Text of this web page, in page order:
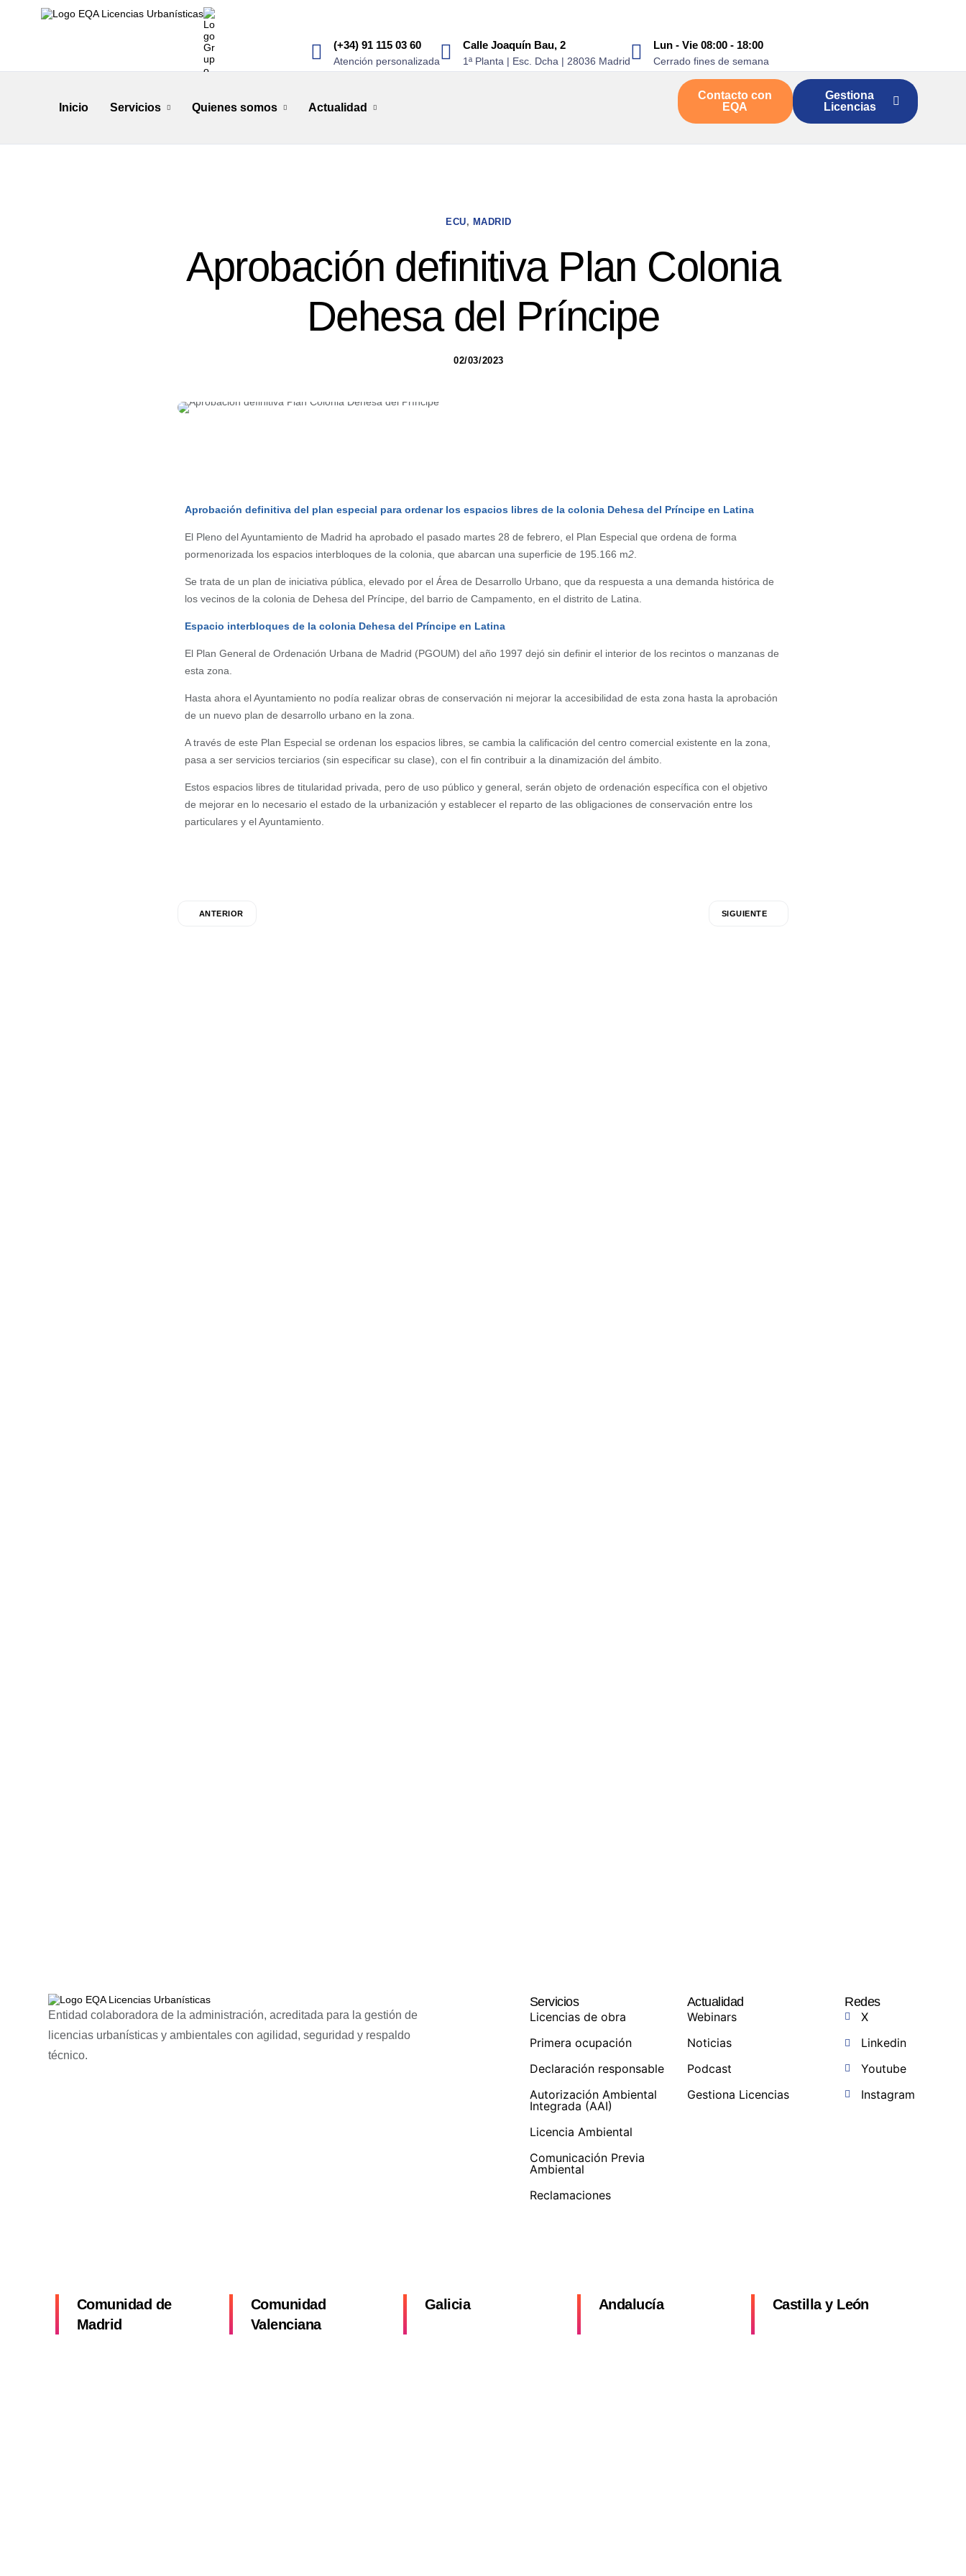
(+34) 91 115 03 60
Atención personalizada
Calle Joaquín Bau, 2
1ª Planta | Esc. Dcha | 28036 Madrid
Lun - Vie 08:00 - 18:00
Cerrado fines de semana
Inicio Servicios Quienes somos Actualidad
Contacto con
EQA
Gestiona
Licencias
ECU, MADRID
Aprobación definitiva Plan Colonia
Dehesa del Príncipe
02/03/2023
Aprobación definitiva del plan especial para ordenar los espacios libres de la colonia Dehesa del Príncipe en Latina
El Pleno del Ayuntamiento de Madrid ha aprobado el pasado martes 28 de febrero, el Plan Especial que ordena de forma
pormenorizada los espacios interbloques de la colonia, que abarcan una superficie de 195.166 m2
Se trata de un plan de iniciativa pública, elevado por el Área de Desarrollo Urbano, que da respuesta a una demanda histórica de
los vecinos de la colonia de Dehesa del Príncipe, del barrio de Campamento, en el distrito de Latina.
Espacio interbloques de la colonia Dehesa del Príncipe en Latina
El Plan General de Ordenación Urbana de Madrid (PGOUM) del año 1997 dejó sin definir el interior de los recintos o manzanas de
esta zona.
Hasta ahora el Ayuntamiento no podía realizar obras de conservación ni mejorar la accesibilidad de esta zona hasta la aprobación
de un nuevo plan de desarrollo urbano en la zona.
A través de este Plan Especial se ordenan los espacios libres, se cambia la calificación del centro comercial existente en la zona,
pasa a ser servicios terciarios (sin especificar su clase), con el fin contribuir a la dinamización del ámbito.
Estos espacios libres de titularidad privada, pero de uso público y general, serán objeto de ordenación específica con el objetivo
de mejorar en lo necesario el estado de la urbanización y establecer el reparto de las obligaciones de conservación entre los
particulares y el Ayuntamiento.
ANTERIOR SIGUIENTE
Entidad colaboradora de la administración, acreditada para la gestión de
licencias urbanísticas y ambientales con agilidad, seguridad y respaldo
técnico.
Servicios
Licencias de obra
Primera ocupación
Declaración responsable
Autorización Ambiental
Integrada (AAI)
Licencia Ambiental
Comunicación Previa
Ambiental
Reclamaciones
Actualidad
Webinars
Noticias
Podcast
Gestiona Licencias
Redes
X
Linkedin
Youtube
Instagram
Comunidad de
Madrid
Comunidad
Valenciana
Galicia Andalucía Castilla y León